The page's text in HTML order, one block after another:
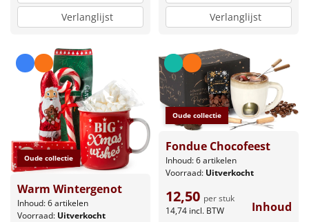
Verlanglijst
Verlanglijst
Oude collectie
Warm Wintergenot
Inhoud: 6 artikelen
Voorraad: Uitverkocht
Oude collectie
Fondue Chocofeest
Inhoud: 6 artikelen
Voorraad: Uitverkocht
12,50 per stuk
14,74 incl. BTW Inhoud